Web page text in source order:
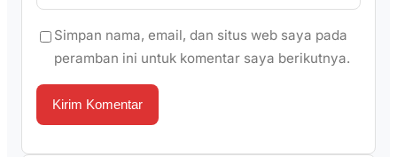
Simpan nama, email, dan situs web saya pada
peramban ini untuk komentar saya berikutnya.